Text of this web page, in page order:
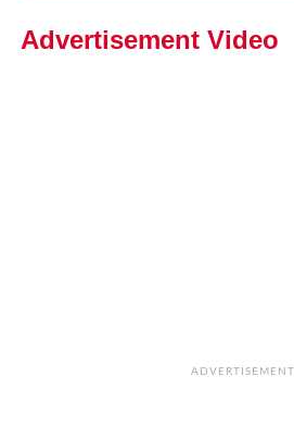
Advertisement Video
ADVERTISEMENT